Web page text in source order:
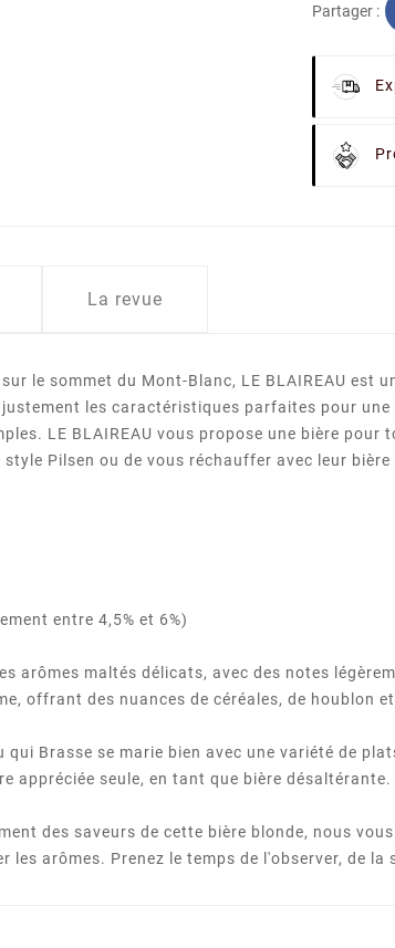
Partager :
La revue
le sommet du Mont-Blanc, LE BLAIREAU
les caractéristiques parfaites pour
LE BLAIREAU vous propose une bière
Pilsen ou de vous réchauffer avec leur bière
entre 4,5% et 6%)
arômes maltés délicats, avec des notes
offrant des nuances de céréales, de houblon
qui Brasse se marie bien avec une variété de
appréciée seule, en tant que bière désaltérante.
des saveurs de cette bière blonde, nous
les arômes. Prenez le temps de l'observer, de